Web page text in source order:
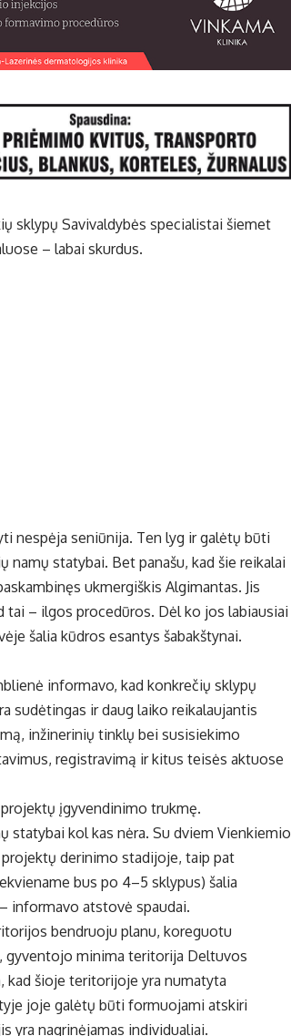
sklypų Savivaldybės specialistai šiemet
– labai skurdus.
nespėja seniūnija. Ten lyg ir galėtų būti
statybai. Bet panašu, kad šie reikalai
ukmergiškis Algimantas. Jis
– ilgos procedūros. Dėl ko jos labiausiai
šalia kūdros esantys šabakštynai.
informavo, kad konkrečių sklypų
sudėtingas ir daug laiko reikalaujantis
inžinerinių tinklų bei susisiekimo
registravimą ir kitus teisės aktuose
įgyvendinimo trukmę.
statybai kol kas nėra. Su dviem Vienkiemio
derinimo stadijoje, taip pat
bus po 4–5 sklypus) šalia
informavo atstovė spaudai.
bendruoju planu, koreguotu
gyventojo minima teritorija Deltuvos
kad šioje teritorijoje yra numatyta
joje galėtų būti formuojami atskiri
yra nagrinėjamas individualiai.